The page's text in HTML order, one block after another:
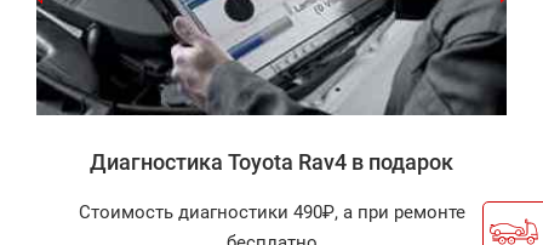
Диагностика Toyota Rav4 в подарок
Стоимость диагностики 490₽, а при ремонте